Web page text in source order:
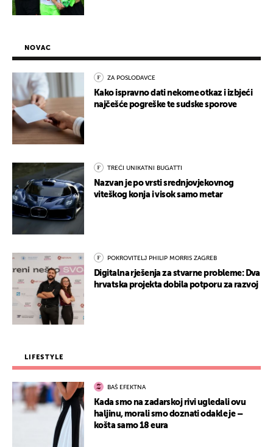
NOVAC
ZA POSLODAVCE
Kako ispravno dati nekome otkaz i izbjeći
najčešće pogreške te sudske sporove
TREĆI UNIKATNI BUGATTI
Nazvan je po vrsti srednjovjekovnog
viteškog konja i visok samo metar
POKROVITELJ PHILIP MORRIS ZAGREB
Digitalna rješenja za stvarne probleme: Dva
hrvatska projekta dobila potporu za razvoj
LIFESTYLE
BAŠ EFEKTNA
Kada smo na zadarskoj rivi ugledali ovu
haljinu, morali smo doznati odakle je –
košta samo 18 eura